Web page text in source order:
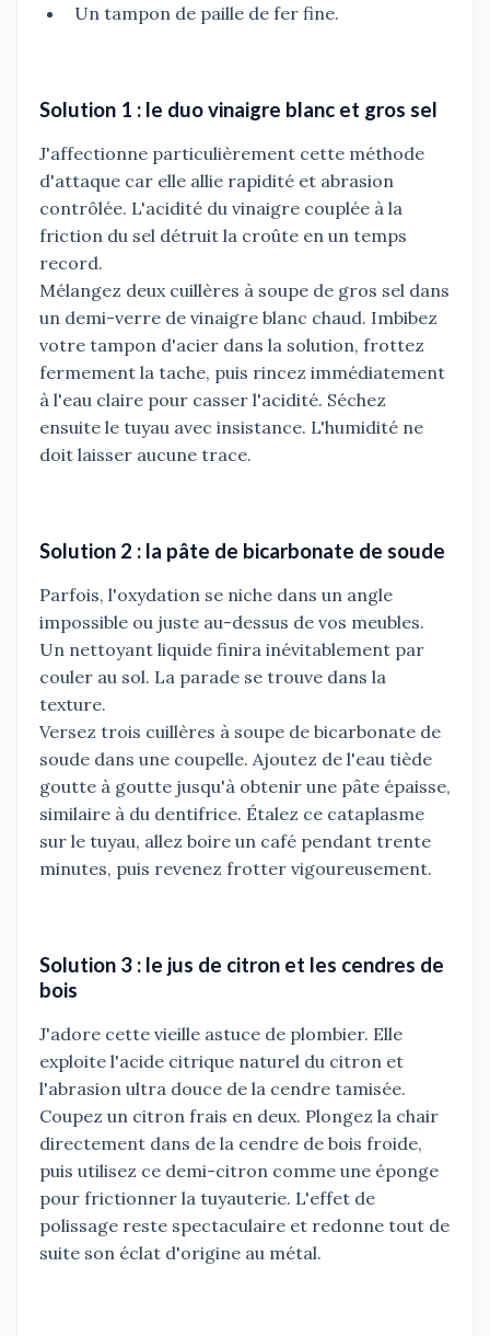
Un tampon de paille de fer fine.
Solution 1 : le duo vinaigre blanc et gros sel
J'affectionne particulièrement cette méthode
d'attaque car elle allie rapidité et abrasion
contrôlée. L'acidité du vinaigre couplée à la
friction du sel détruit la croûte en un temps
record.
Mélangez deux cuillères à soupe de gros sel dans
un demi-verre de vinaigre blanc chaud. Imbibez
votre tampon d'acier dans la solution, frottez
fermement la tache, puis rincez immédiatement
à l'eau claire pour casser l'acidité. Séchez
ensuite le tuyau avec insistance. L'humidité ne
doit laisser aucune trace.
Solution 2 : la pâte de bicarbonate de soude
Parfois, l'oxydation se niche dans un angle
impossible ou juste au-dessus de vos meubles.
Un nettoyant liquide finira inévitablement par
couler au sol. La parade se trouve dans la
texture.
Versez trois cuillères à soupe de bicarbonate de
soude dans une coupelle. Ajoutez de l'eau tiède
goutte à goutte jusqu'à obtenir une pâte épaisse,
similaire à du dentifrice. Étalez ce cataplasme
sur le tuyau, allez boire un café pendant trente
minutes, puis revenez frotter vigoureusement.
Solution 3 : le jus de citron et les cendres de
bois
J'adore cette vieille astuce de plombier. Elle
exploite l'acide citrique naturel du citron et
l'abrasion ultra douce de la cendre tamisée.
Coupez un citron frais en deux. Plongez la chair
directement dans de la cendre de bois froide,
puis utilisez ce demi-citron comme une éponge
pour frictionner la tuyauterie. L'effet de
polissage reste spectaculaire et redonne tout de
suite son éclat d'origine au métal.